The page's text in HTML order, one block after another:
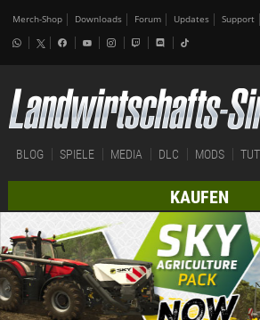
Merch-Shop Downloads Forum Updates Support
BLOG SPIELE MEDIA DLC MODS
KAUFEN